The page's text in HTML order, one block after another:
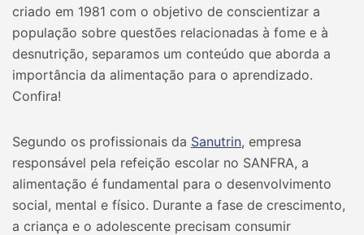
criado em 1981 com o objetivo de conscientizar a
população sobre questões relacionadas à fome e à
desnutrição, separamos um conteúdo que aborda a
importância da alimentação para o aprendizado.
Confira!
Segundo os profissionais da Sanutrin, empresa
responsável pela refeição escolar no SANFRA, a
alimentação é fundamental para o desenvolvimento
social, mental e físico. Durante a fase de crescimento,
a criança e o adolescente precisam consumir